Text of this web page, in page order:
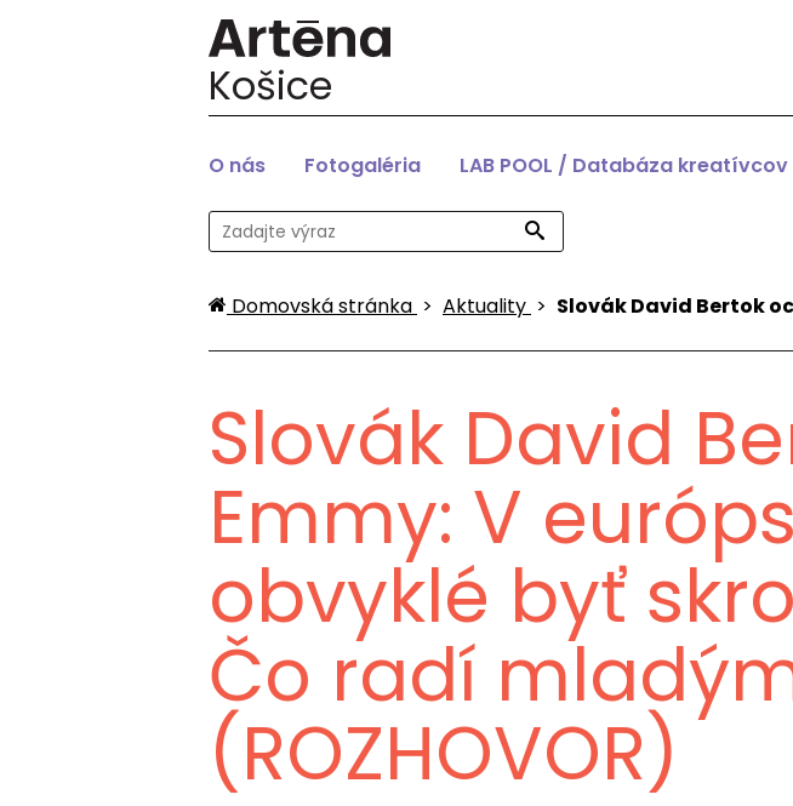
Košice
O nás Fotogaléria LAB POOL / Databáza kreatívcov
Domovská stránka > Aktuality > Slovák David Bertok
Slovák David
Emmy: V
obvyklé byť
Čo radí
(ROZHOVOR)